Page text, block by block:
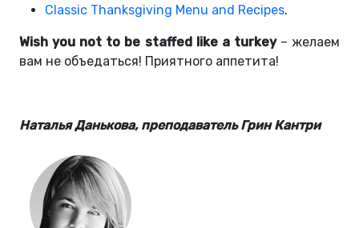
Classic Thanksgiving Menu and Recipes.
Wish you not to be staffed like a turkey– желаем
вам не объедаться! Приятного аппетита!
Наталья Данькова, преподаватель Грин Кантри